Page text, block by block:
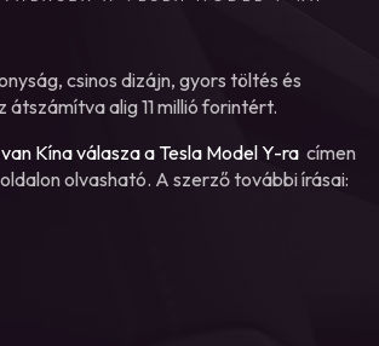
csinos dizájn, gyors töltés és
átszámítva alig 11 millió forintért.
Kína válasza a Tesla Model Y-ra címen
oldalon olvasható. A szerző további írásai: